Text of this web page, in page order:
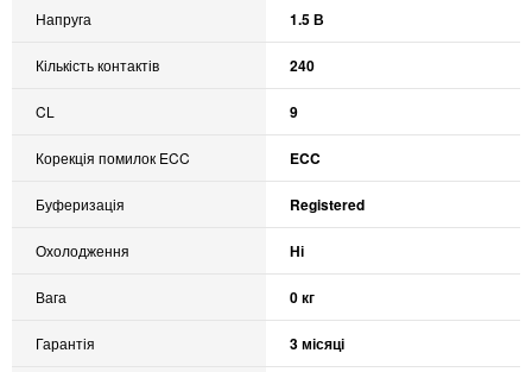
Напруга 1.5 В
Кількість контактів 240
CL 9
Корекція помилок ECC ECC
Буферизація Registered
Охолодження Ні
Вага 0 кг
Гарантія 3 місяці